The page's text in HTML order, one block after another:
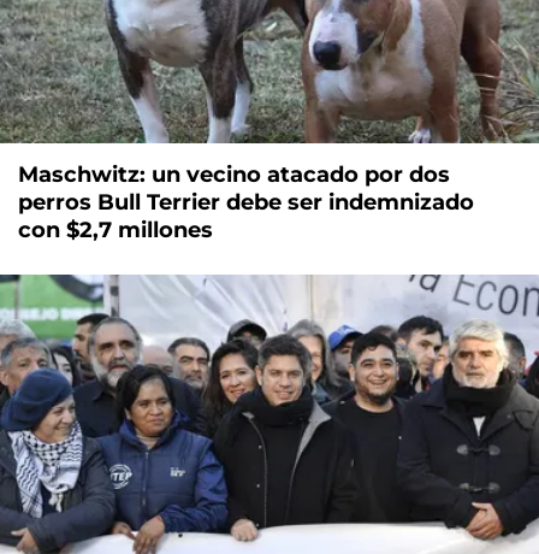
Maschwitz: un vecino atacado por dos
perros Bull Terrier debe ser indemnizado
con $2,7 millones